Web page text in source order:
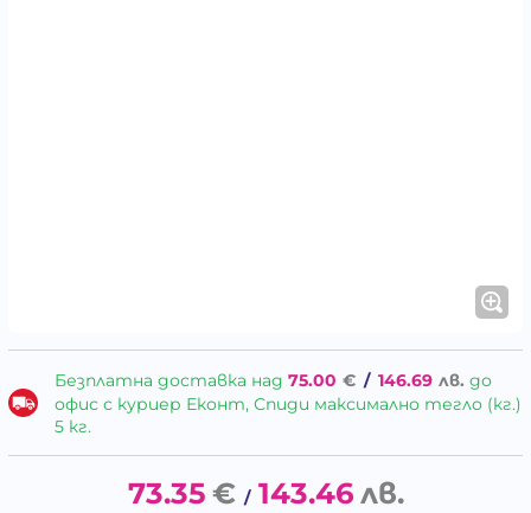
Безплатна доставка над 75.00 € / 146.69 лв. до
офис с куриер Еконт, Спиди максимално тегло (кг.)
5 кг.
73.35 € / 143.46 лв.